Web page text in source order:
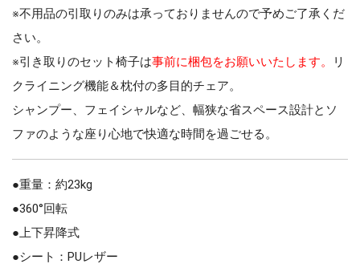
※不用品の引取りのみは承っておりませんので予めご了承くだ
さい。
※引き取りのセット椅子は事前に梱包をお願いいたします。
リ
クライニング機能＆枕付の多目的チェア。
シャンプー、フェイシャルなど、幅狭な省スペース設計とソ
ファのような座り心地で快適な時間を過ごせる。
●重量：約23kg
●360°回転
●上下昇降式
●シート：PUレザー